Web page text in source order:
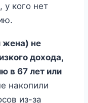
у кого нет
жена) не
дохода,
в 67 лет или
накопили
из-за